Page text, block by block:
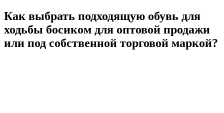
Как выбрать подходящую обувь для
ходьбы босиком для оптовой продажи
или под собственной торговой маркой?